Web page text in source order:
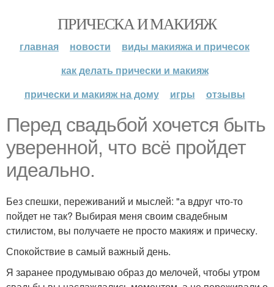
ПРИЧЕСКА И МАКИЯЖ
главная новости
виды макияжа и причесок
как делать прически и макияж
прически и макияж на дому
игры отзывы
Перед свадьбой хочется быть
уверенной, что всё пройдет
идеально.
Без спешки, переживаний и мыслей: "а вдруг что-то
пойдет не так? Выбирая меня своим свадебным
стилистом, вы получаете не просто макияж и прическу.
Спокойствие в самый важный день.
Я заранее продумываю образ до мелочей, чтобы утром